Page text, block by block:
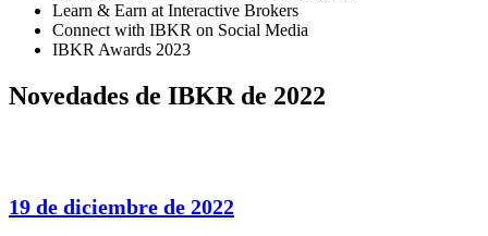
Learn & Earn at Interactive Brokers
Connect with IBKR on Social Media
IBKR Awards 2023
Novedades de IBKR de 2022
19 de diciembre de 2022